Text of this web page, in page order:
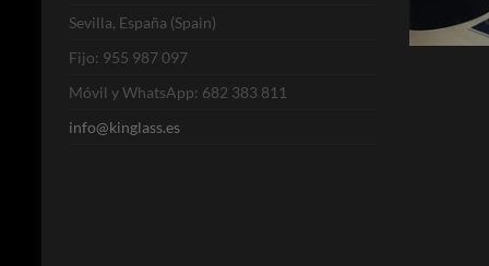
Sevilla, España (Spain)
Fijo: 955 987 097
Móvil y WhatsApp: 682 383 811
info@kinglass.es